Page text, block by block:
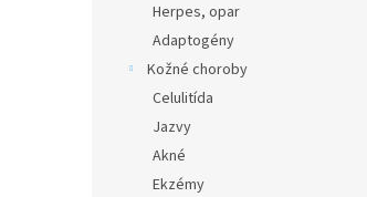
Herpes, opar
Adaptogény
Kožné choroby
Celulitída
Jazvy
Akné
Ekzémy